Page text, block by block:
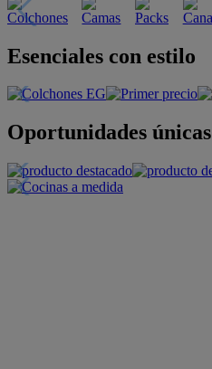
Esenciales con estilo
Oportunidades únicas